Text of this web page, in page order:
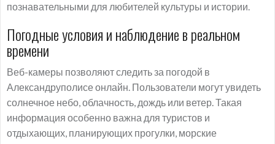
познавательными для любителей культуры и истории.
Погодные условия и наблюдение в реальном
времени
Веб-камеры позволяют следить за погодой в
Александруполисе онлайн. Пользователи могут увидеть
солнечное небо, облачность, дождь или ветер. Такая
информация особенно важна для туристов и
отдыхающих, планирующих прогулки, морские